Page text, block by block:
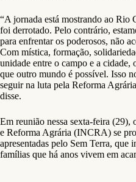
“A jornada está mostrando ao Rio
foi derrotado. Pelo contrário,
para enfrentar os poderosos, não
Com mística, formação,
unidade entre o campo e a cidade,
que outro mundo é possível. Isso
seguir na luta pela Reforma
disse.
Em reunião nessa sexta-feira
e Reforma Agrária (INCRA) se
apresentadas pelo Sem Terra, que
famílias que há anos vivem em